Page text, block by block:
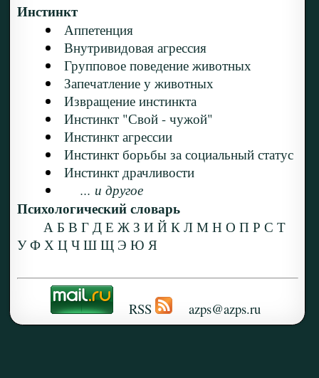
Инстинкт
Аппетенция
Внутривидовая агрессия
Групповое поведение животных
Запечатление у животных
Извращение инстинкта
Инстинкт "Свой - чужой"
Инстинкт агрессии
Инстинкт борьбы за социальный статус
Инстинкт драчливости
... и другое
Психологический словарь
А Б В Г Д Е Ж З И Й К Л М Н О П Р С Т
У Ф Х Ц Ч Ш Щ Э Ю Я
RSS azps@azps.ru